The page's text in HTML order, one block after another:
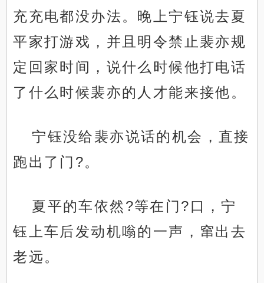
充充电都没办法。晚上宁钰说去夏
平家打游戏，并且明令禁止裴亦规
定回家时间，说什么时候他打电话
了什么时候裴亦的人才能来接他。
宁钰没给裴亦说话的机会，直接
跑出了门?。
夏平的车依然?等在门?口，宁
钰上车后发动机嗡的一声，窜出去
老远。